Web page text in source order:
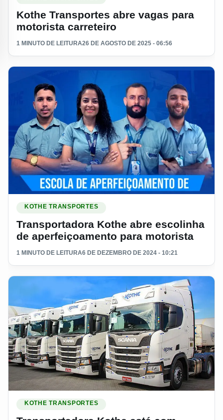
Kothe Transportes abre vagas para
motorista carreteiro
1 MINUTO DE LEITURA26 DE AGOSTO DE 2025 - 06:56
KOTHE TRANSPORTES
Transportadora Kothe abre escolinha
de aperfeiçoamento para motorista
1 MINUTO DE LEITURA6 DE DEZEMBRO DE 2024 - 10:21
KOTHE TRANSPORTES